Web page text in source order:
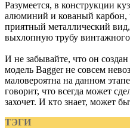
Разумеется, в конструкции
алюминий и кованый карбон,
приятный металлический
выхлопную трубу
И не забывайте, что он
модель Bagger не совсем
маловероятна на данном
говорит, что всегда может
захочет. И кто знает, может
ТЭГИ